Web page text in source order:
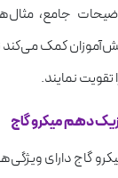
جامع،
کمک می‌کند
نمایند.
دهم میکرو گاج
گاج دارای